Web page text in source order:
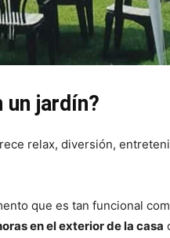
un jardín?
relax, diversión,
que es tan funcional
en el exterior de la casa